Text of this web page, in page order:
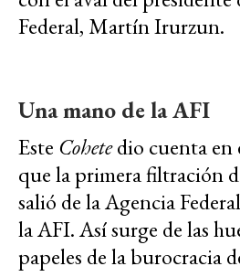
Federal, Martín Irurzun.
Una mano de la AFI
Este Cohetedio cuenta en
que la primera filtración
salió de la Agencia
la AFI. Así surge de las
papeles de la burocracia